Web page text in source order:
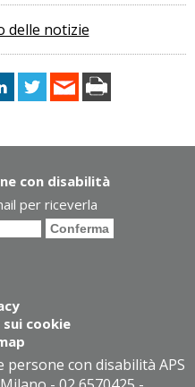
delle notizie
con disabilità
per riceverla
cookie
persone con disabilità APS